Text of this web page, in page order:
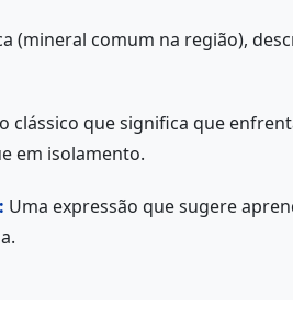
(mineral comum na região),
clássico que significa que
em isolamento.
Uma expressão que sugere